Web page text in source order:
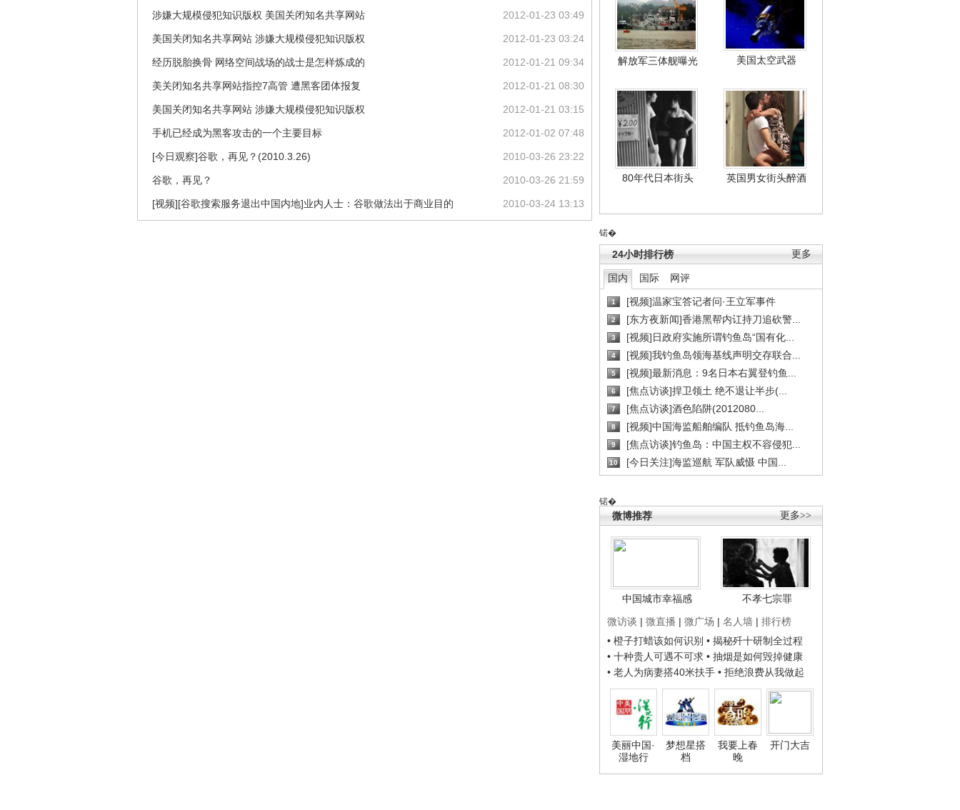
解放军三体舰曝光 美国太空武器
80年代日本街头 英国男女街头醉酒
锘�
更多
24小时排行榜
国内 国际 网评
1 [视频]温家宝答记者问·王立军事件
2 [东方夜新闻]香港黑帮内讧持刀追砍警...
3 [视频]日政府实施所谓钓鱼岛“国有化...
4 [视频]我钓鱼岛领海基线声明交存联合...
5 [视频]最新消息：9名日本右翼登钓鱼...
6 [焦点访谈]捍卫领土 绝不退让半步(...
7 [焦点访谈]酒色陷阱(2012080...
8 [视频]中国海监船舶编队 抵钓鱼岛海...
9 [焦点访谈]钓鱼岛：中国主权不容侵犯...
10 [今日关注]海监巡航 军队威慑 中国...
锘�
更多>>
微博推荐
中国城市幸福感
不孝七宗罪
微访谈 | 微直播 | 微广场 | 名人墙 | 排行榜
• 橙子打蜡该如何识别 • 揭秘歼十研制全过程
• 十种贵人可遇不可求 • 抽烟是如何毁掉健康
• 老人为病妻搭40米扶手 • 拒绝浪费从我做起
美丽中国·
湿地行
梦想星搭
档
我要上春
晚
开门大吉
2012-01-23 03:49
涉嫌大规模侵犯知识版权 美国关闭知名共享网站
2012-01-23 03:24
美国关闭知名共享网站 涉嫌大规模侵犯知识版权
2012-01-21 09:34
经历脱胎换骨 网络空间战场的战士是怎样炼成的
2012-01-21 08:30
美关闭知名共享网站指控7高管 遭黑客团体报复
2012-01-21 03:15
美国关闭知名共享网站 涉嫌大规模侵犯知识版权
2012-01-02 07:48
手机已经成为黑客攻击的一个主要目标
2010-03-26 23:22
[今日观察]谷歌，再见？(2010.3.26)
2010-03-26 21:59
谷歌，再见？
2010-03-24 13:13
[视频][谷歌搜索服务退出中国内地]业内人士：谷歌做法出于商业目的